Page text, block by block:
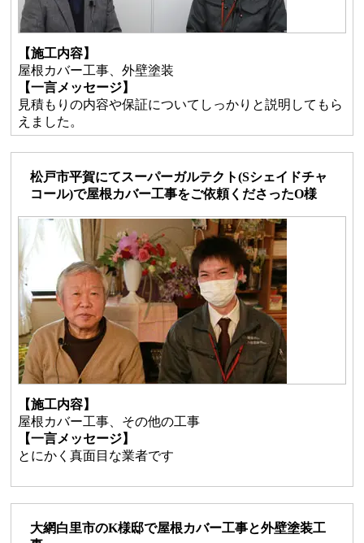
【施工内容】
屋根カバー工事、外壁塗装
【一言メッセージ】
見積もりの内容や保証についてしっかりと説明してもら
えました。
松戸市平賀にてスーパーガルテクト(Sシェイドチャ
コール)で屋根カバー工事をご依頼くださったO様
【施工内容】
屋根カバー工事、その他の工事
【一言メッセージ】
とにかく真面目な業者です
大網白里市のK様邸で屋根カバー工事と外壁塗装工